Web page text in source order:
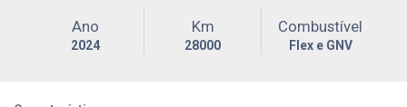
Ano
2024
Km
28000
Combustível
Flex e GNV